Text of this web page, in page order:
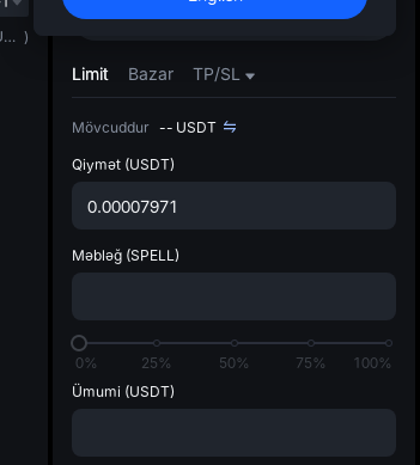
UNITREE
USDT )
Alın Satın
Limit Bazar TP/SL
Mövcuddur -- USDT
Qiymət (USDT)
Məbləğ (SPELL)
0% 25% 50% 75%
100%
Ümumi (USDT)